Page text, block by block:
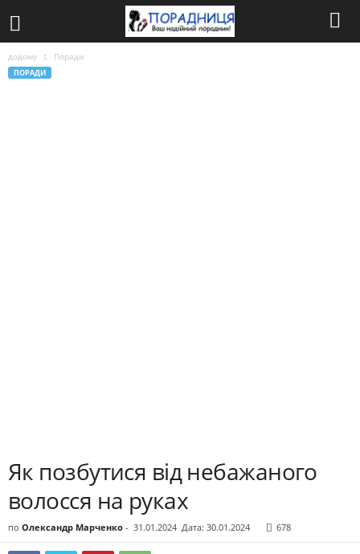
додому Поради
ПОРАДИ
Як позбутися від небажаного
волосся на руках
по Олександр Марченко - 31.01.2024 Дата: 30.01.2024 678